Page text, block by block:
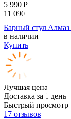
5 990 Р
11 090
Барный стул
в наличии
Купить
Лучшая цена
Доставка за 1 день
Быстрый просмотр
17 отзывов